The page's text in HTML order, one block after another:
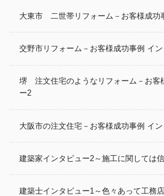
大東市 二世帯リフォーム－お客様成功
交野市リフォーム－お客様成功事例 イ
堺 注文住宅のようなリフォーム－お客
ー2
大阪市の注文住宅－お客様成功事例 イ
建築家インタビュー2～施工に関しては
建築士インタビュー1～色々あって工務